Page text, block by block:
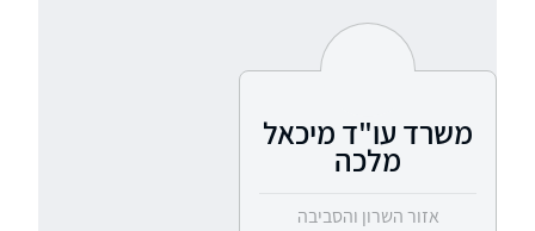
משרד עו"ד מיכאל
מלכה
אזור השרון והסביבה